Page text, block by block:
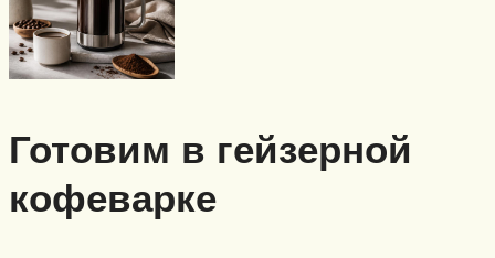
Готовим в гейзерной
кофеварке